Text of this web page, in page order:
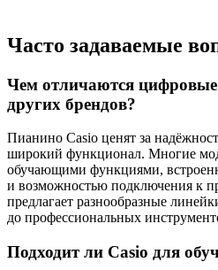
Часто задаваемые
Чем отличаются
других брендов?
Пианино Casio ценят за
широкий функционал. Многие
обучающими функциями,
и возможностью подключения к
предлагает разнообразные
до профессиональных
Подходит ли Casio для